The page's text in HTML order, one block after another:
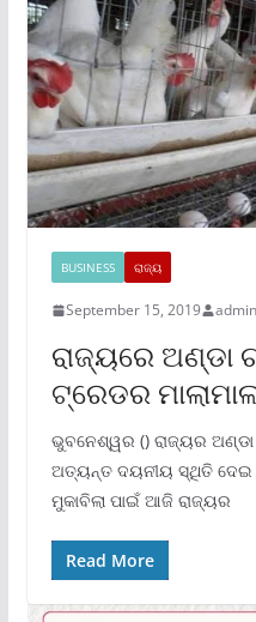
BUSINESS ରାଜ୍ୟ
September 15, 2019 admin
ରାଜ୍ୟରେ ଅଣ୍ଡା
ଟ୍ରେଡର
ଭୁବନେଶ୍ୱର () ରାଜ୍ୟର
ଅତ୍ୟନ୍ତ ଦୟନୀୟ ସ୍ଥିତି ଦେଇ
ମୁକାବିଲା ପାଇଁ ଆଜି ରାଜ୍ୟର
Read More